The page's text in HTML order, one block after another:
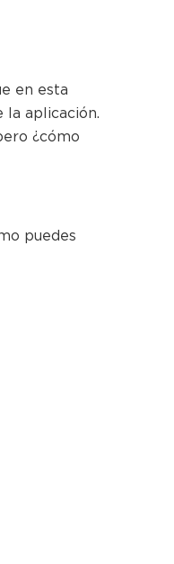
en esta
la aplicación.
¿cómo
puedes